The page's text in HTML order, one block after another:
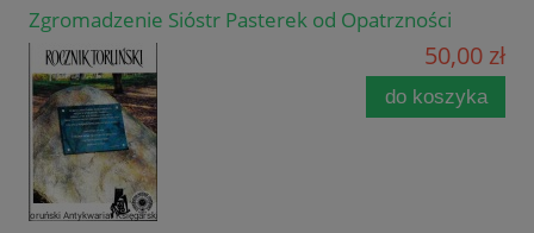
Zgromadzenie Sióstr Pasterek od Opatrzności
50,00 zł
do koszyka